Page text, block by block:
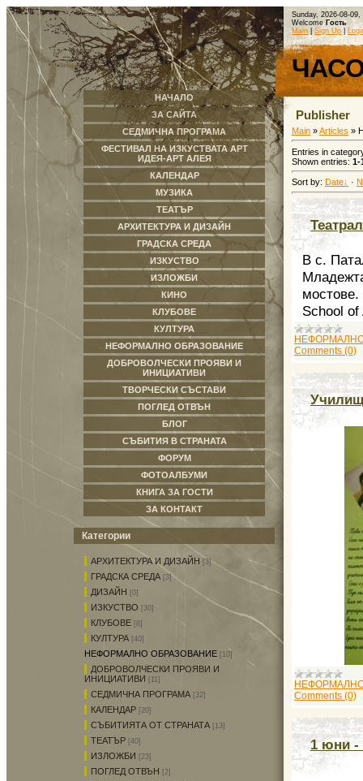
НАЧАЛО
ЗА САЙТА
СЕДМИЧНА ПРОГРАМА
ФЕСТИВАЛ НА ИЗКУСТВАТА АРТ
ИДЕЯ-АРТ АЛЕЯ
КАЛЕНДАР
МУЗИКА
ТЕАТЪР
АРХИТЕКТУРА И ДИЗАЙН
ГРАДСКА СРЕДА
ИЗКУСТВО
ИЗЛОЖБИ
КИНО
КЛУБОВЕ
КУЛТУРА
НЕФОРМАЛНО ОБРАЗОВАНИЕ
ДОБРОВОЛЧЕСКИ ПРОЯВИ И
ИНИЦИАТИВИ
ТВОРЧЕСКИ СЪСТАВИ
ПОГЛЕД ОТВЪН
БЛОГ
СЪБИТИЯ В СТРАНАТА
ФОРУМ
ФОТОАЛБУМИ
КНИГА ЗА ГОСТИ
ЗА КОНТАКТ
Категории
АРХИТЕКТУРА И ДИЗАЙН [3]
ГРАДСКА СРЕДА [3]
ДИЗАЙН [0]
ИЗКУСТВО [30]
КЛУБОВЕ [8]
КУЛТУРА [40]
НЕФОРМАЛНО ОБРАЗОВАНИЕ [10]
ДОБРОВОЛЧЕСКИ ПРОЯВИ И
ИНИЦИАТИВИ
[11]
СЕДМИЧНА ПРОГРАМА [32]
КАЛЕНДАР [20]
СЪБИТИЯТА ОТ СТРАНАТА [13]
ТЕАТЪР [40]
ИЗЛОЖБИ [23]
ПОГЛЕД ОТВЪН [2]
Sunday, 2026-08-
Welcome Гость
Main
Sign Up
Publisher
Main »Articles »
Entries in
Shown entries: 1-
Sort by: Date ·
В с.
School
Comments (0)
Comments (0)
1 юни -